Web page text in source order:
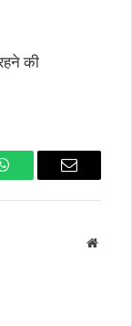
की
WhatsAppEmail
Website